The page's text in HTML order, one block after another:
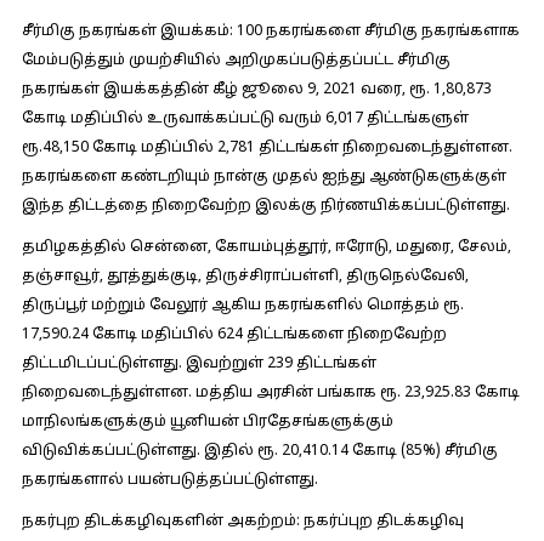
சீர்மிகு நகரங்கள் இயக்கம்: 100 நகரங்களை சீர்மிகு நகரங்களாக
மேம்படுத்தும் முயற்சியில் அறிமுகப்படுத்தப்பட்ட சீர்மிகு
நகரங்கள் இயக்கத்தின் கீழ் ஜூலை 9, 2021 வரை, ரூ. 1,80,873
கோடி மதிப்பில் உருவாக்கப்பட்டு வரும் 6,017 திட்டங்களுள்
ரூ.‌48,150 கோடி மதிப்பில் 2,781 திட்டங்கள் நிறைவடைந்துள்ளன.
நகரங்களை கண்டறியும் நான்கு முதல் ஐந்து ஆண்டுகளுக்குள்
இந்த திட்டத்தை நிறைவேற்ற இலக்கு நிர்ணயிக்கப்பட்டுள்ளது.
தமிழகத்தில் சென்னை, கோயம்புத்தூர், ஈரோடு, மதுரை, சேலம்,
தஞ்சாவூர், தூத்துக்குடி, திருச்சிராப்பள்ளி, திருநெல்வேலி,
திருப்பூர் மற்றும் வேலூர் ஆகிய நகரங்களில் மொத்தம் ரூ.
17,590.24 கோடி மதிப்பில் 624 திட்டங்களை நிறைவேற்ற
திட்டமிடப்பட்டுள்ளது. இவற்றுள் 239 திட்டங்கள்
நிறைவடைந்துள்ளன. மத்திய அரசின் பங்காக ரூ. 23,925.83 கோடி
மாநிலங்களுக்கும் யூனியன் பிரதேசங்களுக்கும்
விடுவிக்கப்பட்டுள்ளது. இதில் ரூ. 20,410.14 கோடி (85%) சீர்மிகு
நகரங்களால் பயன்படுத்தப்பட்டுள்ளது.
நகர்புற திடக்கழிவுகளின் அகற்றம்: நகர்ப்புற திடக்கழிவு